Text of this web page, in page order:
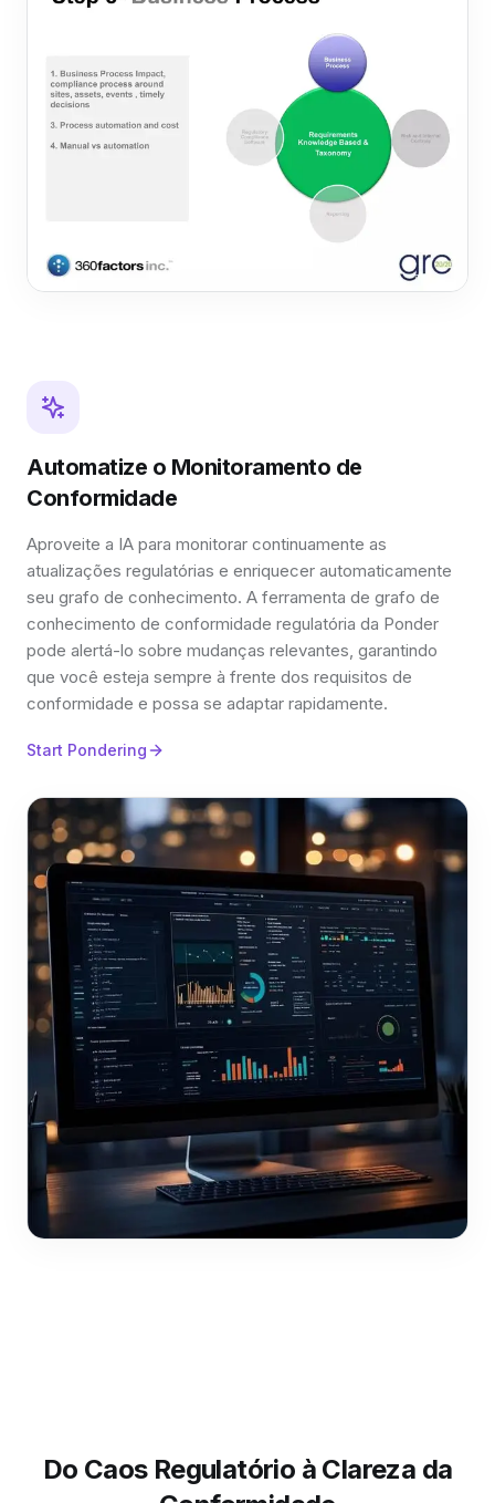
Automatize o Monitoramento de
Conformidade
Aproveite a IA para monitorar continuamente as
atualizações regulatórias e enriquecer automaticamente
seu grafo de conhecimento. A ferramenta de grafo de
conhecimento de conformidade regulatória da Ponder
pode alertá-lo sobre mudanças relevantes, garantindo
que você esteja sempre à frente dos requisitos de
conformidade e possa se adaptar rapidamente.
Start Pondering
Do Caos Regulatório à Clareza da